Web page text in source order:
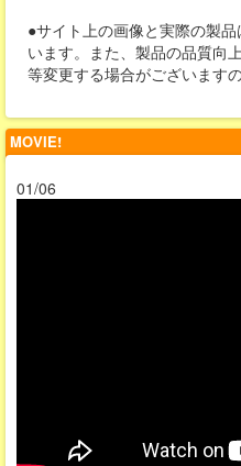
●サイト上の画像と実際の製
います。また、製品の品質向
等変更する場合がございます
MOVIE!
01/06